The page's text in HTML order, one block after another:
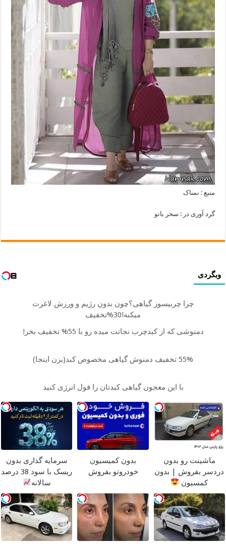
منبع : نمناک
گرد آوری در : سحر بانو
وبگردی
چرا چربیسوز گیاهی؟چون بدون رژیم و ورزش لاغرت
میکنه!30%تخفیف
دمنوشی که از کبدچرب نجاتت میده رو با 55% تخفیف بخر!
55% تخفیف دمنوش گیاهی مخصوص کبد(بزن اینجا)
با این معجون گیاهی کبدتان را فول انرژی کنید
ماشینت رو بدون
دردسر بفروش | بدون
کمسیون
بدون کمیسیون
خودروتو بفروش
سرمایه گذاری بدون
ریسک با سود 38 درصد
سالانه